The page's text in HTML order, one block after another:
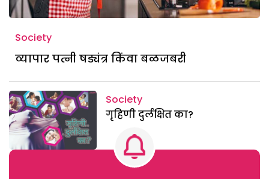
Society
व्यापार पत्नी षड्यंत्र किंवा बळजबरी
Society
गृहिणी दुर्लक्षित का?